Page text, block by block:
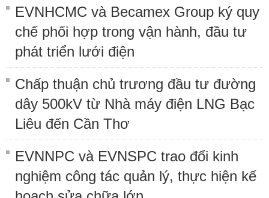
EVNHCMC và Becamex Group ký quy
chế phối hợp trong vận hành, đầu tư
phát triển lưới điện
Chấp thuận chủ trương đầu tư đường
dây 500kV từ Nhà máy điện LNG Bạc
Liêu đến Cần Thơ
EVNNPC và EVNSPC trao đổi kinh
nghiệm công tác quản lý, thực hiện kế